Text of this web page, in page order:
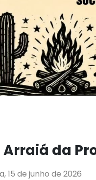
Arraiá da
15 de junho de 2026